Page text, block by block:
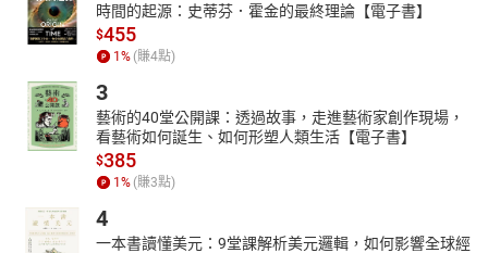
證、慢食等活動的進程，為身在台灣的我們，帶來最前線的訊息，
以及未來該往何處去的提醒。正如同臺灣目前所遭遇的剩食、飲食
改革、校園的飲食教育等問題，余宛如希望藉由個人所掌握的的國
際趨勢，以及多年來研究的案例經驗談，讓大家可以跟著她的腳
步，一起用行動來支持「愛食物、零浪費、護地球」！
在這次的有聲書中，余宛如也親自朗讀了自序與後記這兩個單元，
希望藉由個人的發「聲」，傳遞最真實與最直接的訴求，也希望讓
大家認知到一個事實，那就是「當地球遭受衝擊時，身為一分子的
我們絕不可能置身事外。」
本有聲書由【漫遊者事業群 × 遍路文化】聯合製作
時間的起源：史蒂芬．霍金的最終理論【電子書】
$455
1 % (賺4點)
3
藝術的40堂公開課：透過故事，走進藝術家創作現場，
看藝術如何誕生、如何形塑人類生活【電子書】
$385
1 % (賺3點)
4
一本書讀懂美元：9堂課解析美元邏輯，如何影響全球經